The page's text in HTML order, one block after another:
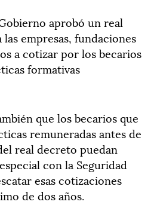
aprobó un real
empresas, fundaciones
a cotizar por los becarios
formativas
que los becarios que
remuneradas antes de
real decreto puedan
con la Seguridad
esas cotizaciones
de dos años.